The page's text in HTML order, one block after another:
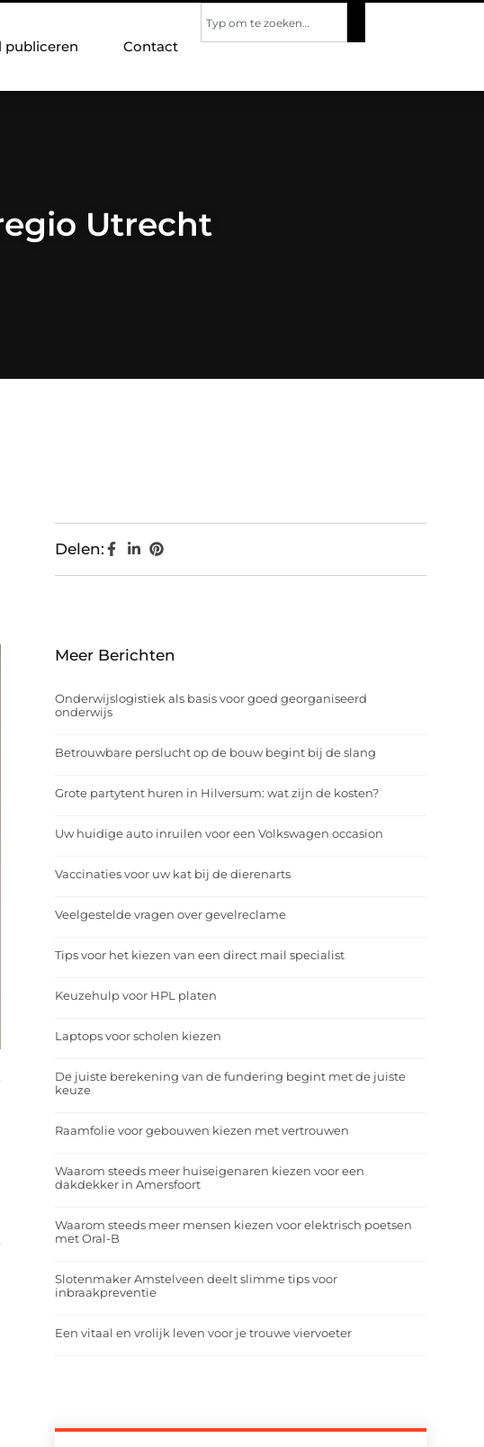
publiceren Contact
Utrecht
Delen:
Meer Berichten
Onderwijslogistiek als basis voor goed georganiseerd
onderwijs
Betrouwbare perslucht op de bouw begint bij de slang
Grote partytent huren in Hilversum: wat zijn de kosten?
Uw huidige auto inruilen voor een Volkswagen occasion
Vaccinaties voor uw kat bij de dierenarts
Veelgestelde vragen over gevelreclame
Tips voor het kiezen van een direct mail specialist
Keuzehulp voor HPL platen
Laptops voor scholen kiezen
De juiste berekening van de fundering begint met de juiste
keuze
Raamfolie voor gebouwen kiezen met vertrouwen
Waarom steeds meer huiseigenaren kiezen voor een
dakdekker in Amersfoort
Waarom steeds meer mensen kiezen voor elektrisch poetsen
met Oral-B
Slotenmaker Amstelveen deelt slimme tips voor
inbraakpreventie
Een vitaal en vrolijk leven voor je trouwe viervoeter